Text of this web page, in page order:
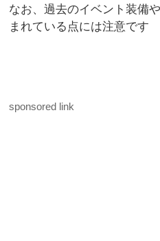
なお、過去のイベント装備
まれている点には注意です
sponsored link